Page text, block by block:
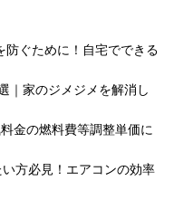
防ぐために！自宅でできる
｜家のジメジメを解消し
金の燃料費等調整単価に
い方必見！エアコンの効率